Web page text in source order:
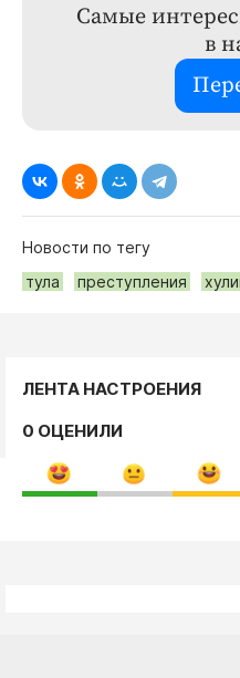
Самые
в
Новости по тегу
тула
преступления
ЛЕНТА НАСТРОЕНИЯ
0 ОЦЕНИЛИ